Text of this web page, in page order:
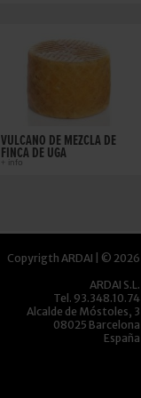
VULCANO DE MEZCLA DE
FINCA DE UGA
+ info
Copyrigth ARDAI | © 2026
ARDAI S.L.
Tel. 93.348.10.74
Alcalde de Móstoles, 3
08025 Barcelona
España